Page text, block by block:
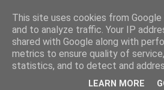
JEMELIK
čtvrtek 26. listopadu 2020
RADOSTI JUSTIČNÍHO
This site uses cookies from
and to analyze traffic. Your IP
shared with Google along with
metrics to ensure quality of
statistics, and to detect and
LEARN MORE